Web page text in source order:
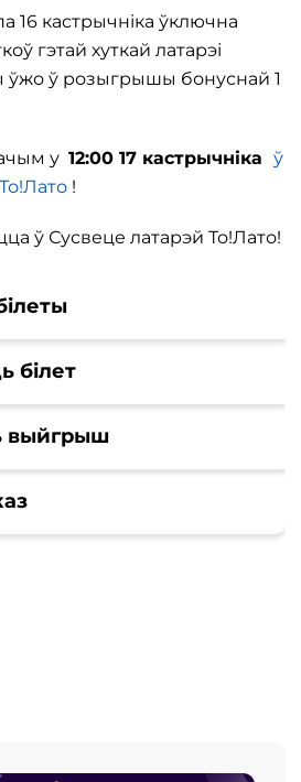
16 кастрычніка ўключна
гэтай хуткай латарэі
ў розыгрышы бонуснай 1
у 12:00 17 кастрычніка ў
!
ў Сусвеце латарэй То!Лато!
білет
выйгрыш